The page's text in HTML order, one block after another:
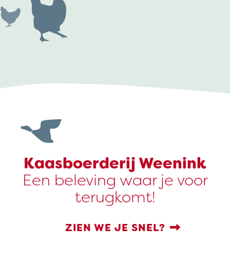
Kaasboerderij Weenink
Een beleving waar je voor
terugkomt!
ZIEN WE JE SNEL?